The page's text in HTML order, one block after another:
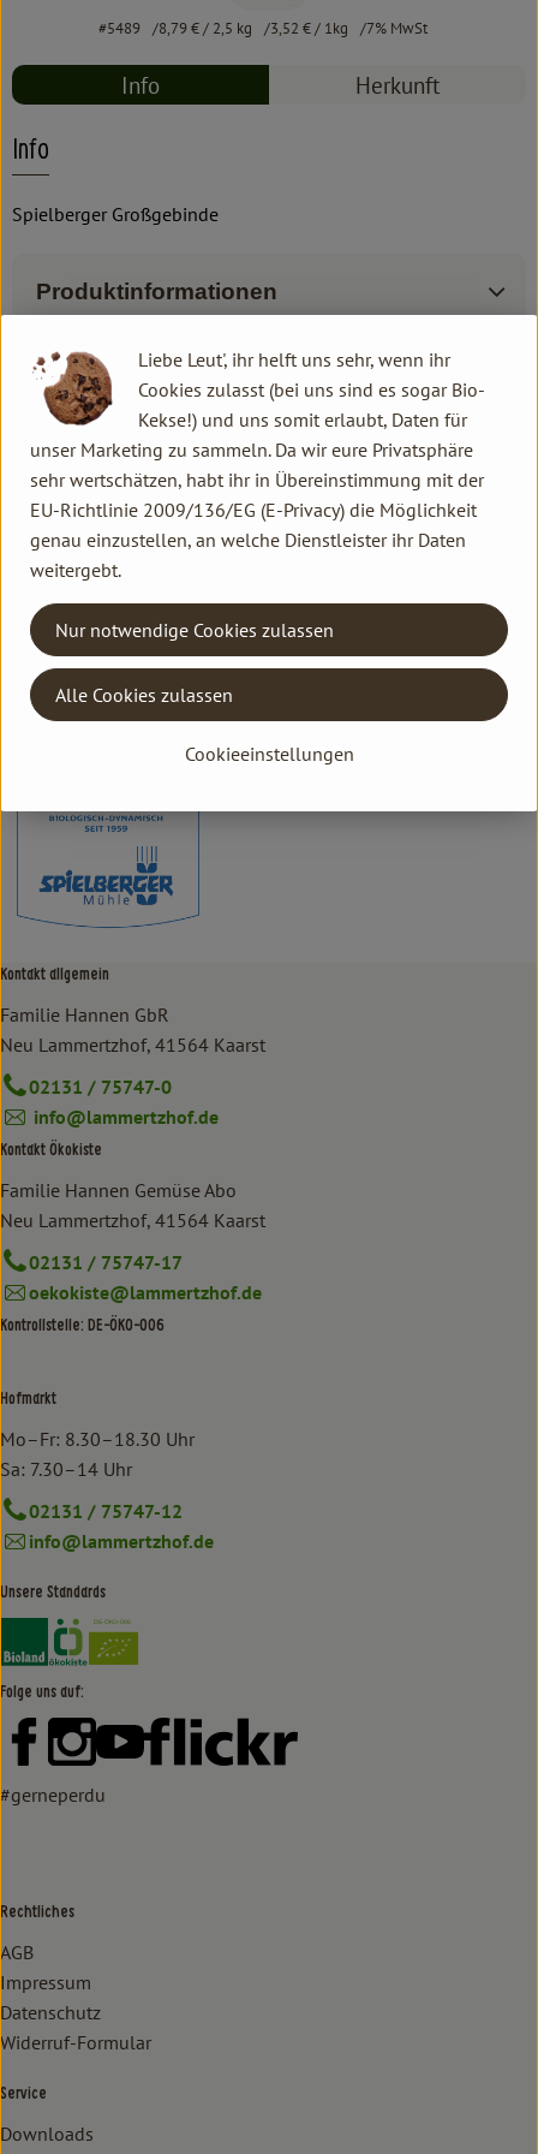
#5489 8,79 €/ 2,5 kg 3,52 €/ 1kg 7% MwSt
Info Herkunft
Info
Spielberger Großgebinde
Produktinformationen
Zutaten
Produktdatenblatt
Hersteller: Spielberger Mühle
Deutschland
Kontakt allgemein
Familie Hannen GbR
Neu Lammertzhof, 41564 Kaarst
02131 / 75747-0
info@lammertzhof.de
Kontakt Ökokiste
Familie Hannen Gemüse Abo
Neu Lammertzhof, 41564 Kaarst
02131 / 75747-17
oekokiste@lammertzhof.de
Kontrollstelle: DE-ÖKO-006
Hofmarkt
Mo–Fr: 8.30–18.30 Uhr
Sa: 7.30–14 Uhr
02131 / 75747-12
info@lammertzhof.de
Unsere Standards
Externer Link zu https://www.bioland.de/verbraucher
Externer Link zu https://www.oekokiste.de/
Folge uns auf:
Externer Link zu https://www.facebook.com/lammertzhof/
Externer Link zu https://www.instagram.com/
Externer Link zu https://www.youtube.com/
Externer Link zu https://
#gerneperdu
Rechtliches
AGB
Impressum
Datenschutz
Widerruf-Formular
Service
Downloads
Liebe Leut', ihr helft uns sehr, wenn ihr
Cookies zulasst (bei uns sind es sogar Bio-
Kekse!) und uns somit erlaubt, Daten für
unser Marketing zu sammeln. Da wir eure Privatsphäre
sehr wertschätzen, habt ihr in Übereinstimmung mit der
EU-Richtlinie 2009/136/EG (E-Privacy) die Möglichkeit
genau einzustellen, an welche Dienstleister ihr Daten
weitergebt.
Cookieeinstellungen
Nur notwendige Cookies zulassen
Alle Cookies zulassen